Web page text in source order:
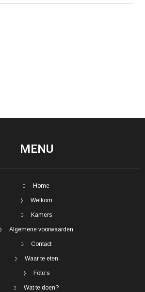
MENU
Home
Welkom
Kamers
Algemene voorwaarden
Contact
Waar te eten
Foto’s
Wat te doen?